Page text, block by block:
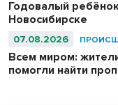
Годовалый
Новосибирске
07.08.2026
Всем миром:
помогли найти